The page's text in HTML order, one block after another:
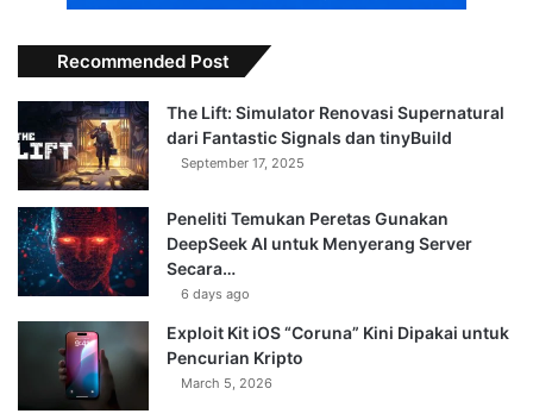
Recommended Post
The Lift: Simulator Renovasi Supernatural
dari Fantastic Signals dan tinyBuild
September 17, 2025
Peneliti Temukan Peretas Gunakan
DeepSeek AI untuk Menyerang Server
Secara…
6 days ago
Exploit Kit iOS “Coruna” Kini Dipakai untuk
Pencurian Kripto
March 5, 2026